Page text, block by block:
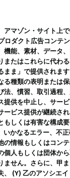
マゾン・サイト上
クト広告コンテ
能、素材、データ
たはこれらに代わ
まま」で提供されま
種類の表明または
、慣習、取引過程
供を中止し、サー
ビス提供が継続さ
しくは有害な構成
かなるエラー、不
情報もしくはコン
人もしくは団体か
せん。さらに、甲
(Y) 乙のアソシエ